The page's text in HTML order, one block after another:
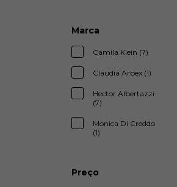
Marca
Camila Klein (7)
Claudia Arbex (1)
Hector Albertazzi
(7)
Monica Di Creddo
(1)
Preço